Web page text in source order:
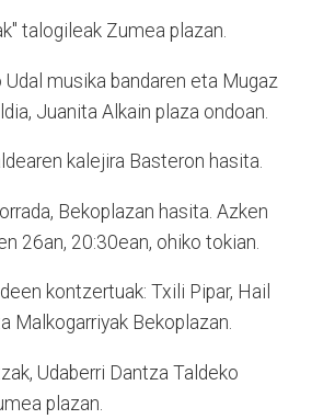
talogileak Zumea plazan.
Udal musika bandaren eta Mugaz
Juanita Alkain plaza ondoan.
kalejira Basteron hasita.
Bekoplazan hasita. Azken
26an, 20:30ean, ohiko tokian.
kontzertuak: Txili Pipar, Hail
Malkogarriyak Bekoplazan.
Udaberri Dantza Taldeko
plazan.